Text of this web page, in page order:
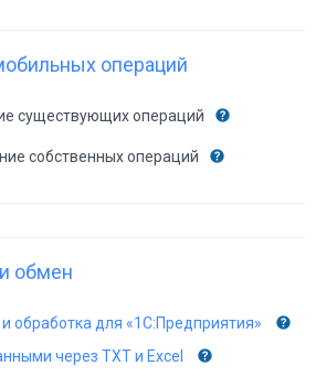
операций
существующих операций
собственных операций
обмен
обработка для «1С:Предприятия»
через TXT и Excel